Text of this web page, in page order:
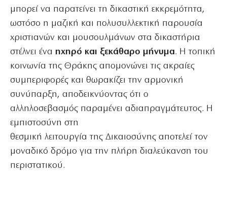
μπορεί να παρατείνει τη δικαστική εκκρεμότητα,
ωστόσο η μαζική και πολυσυλλεκτική παρουσία
χριστιανών και μουσουλμάνων στα δικαστήρια
στέλνει ένα ηχηρό και ξεκάθαρο μήνυμα. Η τοπική
κοινωνία της Θράκης απομονώνει τις ακραίες
συμπεριφορές και θωρακίζει την αρμονική
συνύπαρξη, αποδεικνύοντας ότι ο
αλληλοσεβασμός παραμένει αδιαπραγμάτευτος. Η
εμπιστοσύνη στη
θεσμική λειτουργία της Δικαιοσύνης αποτελεί τον
μοναδικό δρόμο για την πλήρη διαλεύκανση του
περιστατικού.